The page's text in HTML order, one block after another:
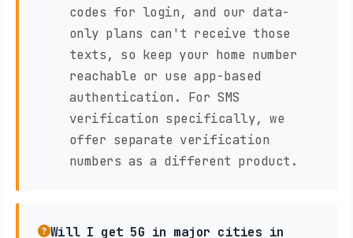
codes for login, and our data-
only plans can't receive those
texts, so keep your home number
reachable or use app-based
authentication. For SMS
verification specifically, we
offer separate verification
numbers as a different product.
Will I get 5G in major cities in